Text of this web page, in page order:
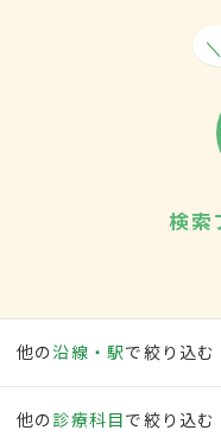
検索
他の沿線・駅で絞り込む
他の 診療科目で絞り込む